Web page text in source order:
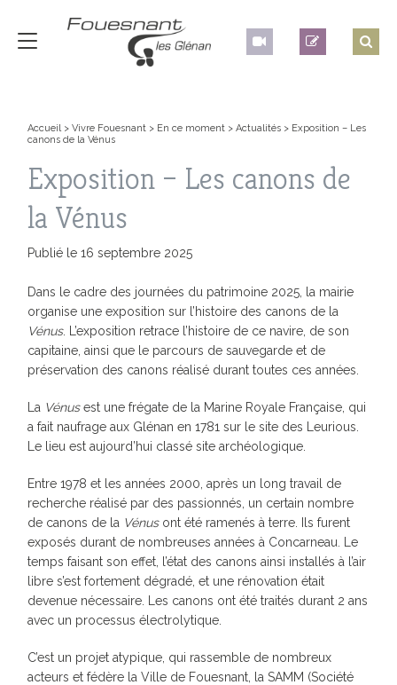
Accueil>Vivre Fouesnant > En ce moment >Actualités > Exposition – Les
canons de la Vénus
Exposition – Les canons de
la Vénus
Publié le 16 septembre 2025
Dans le cadre des journées du patrimoine 2025, la mairie
organise une exposition sur l’histoire des canons de la
Vénus. L’exposition retrace l’histoire de ce navire, de son
capitaine, ainsi que le parcours de sauvegarde et de
préservation des canons réalisé durant toutes ces années.
La Vénusest une frégate de la Marine Royale Française, qui
a fait naufrage aux Glénan en 1781 sur le site des Leurious.
Le lieu est aujourd’hui classé site archéologique.
Entre 1978 et les années 2000, après un long travail de
recherche réalisé par des passionnés, un certain nombre
de canons de la Vénusont été ramenés à terre. Ils furent
exposés durant de nombreuses années à Concarneau. Le
temps faisant son effet, l’état des canons ainsi installés à l’air
libre s’est fortement dégradé, et une rénovation était
devenue nécessaire. Les canons ont été traités durant 2 ans
avec un processus électrolytique.
C’est un projet atypique, qui rassemble de nombreux
acteurs et fédère la Ville de Fouesnant, la SAMM (Société